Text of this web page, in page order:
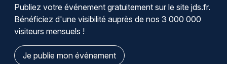
Publiez votre événement gratuitement sur le site jds.fr.
Bénéficiez d'une visibilité auprès de nos 3 000 000
visiteurs mensuels !
Je publie mon événement